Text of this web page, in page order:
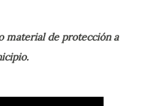
material de protección a